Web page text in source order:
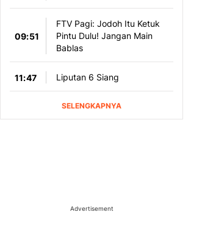
Advertisement